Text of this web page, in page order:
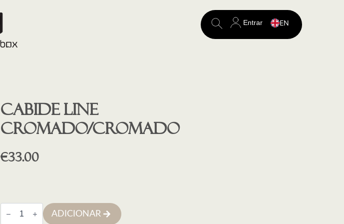
Search
Entrar EN
Cabide LINE
cromado/cromado
€33.00
Quantidade
de
Cabide
ADICIONAR